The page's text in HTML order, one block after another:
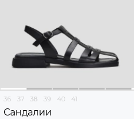
36 37 38 39 40 41
Сандалии